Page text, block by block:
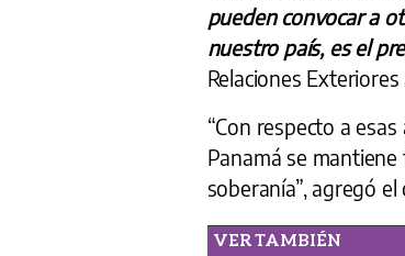
pueden convocar a
nuestro país, es el
Relaciones
“Con respecto a
Panamá se
soberanía”, agregó